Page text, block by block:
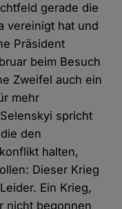
gerade die
vereinigt hat und
Präsident
beim Besuch
Zweifel auch ein
mehr
spricht
den
halten,
Dieser Krieg
Ein Krieg,
nicht begonnen